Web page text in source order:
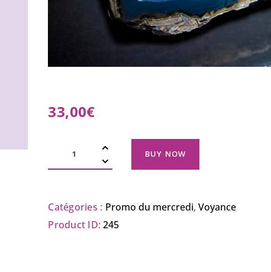
33,00€
BUY NOW
Catégories : Promo du mercredi,Voyance
Product ID:245